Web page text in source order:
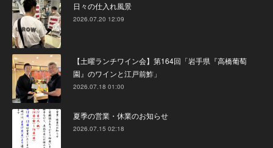
日々の仕入れ風景
2026.07.20 12:09
【土曜ランチワイン会】第164回「岩手県『高橋葡萄
園』のワインと江戸前鮓」
2026.07.18 01:00
夏季の営業・休業のお知らせ
2026.07.15 02:18